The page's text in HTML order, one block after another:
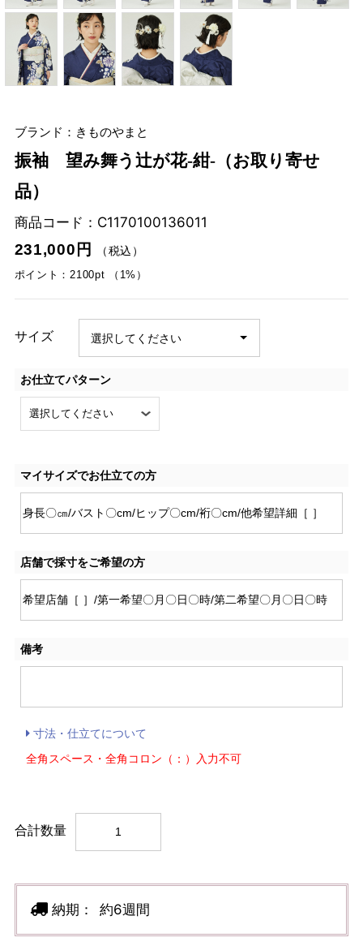
ブランド：きものやまと
振袖 望み舞う辻が花‐紺‐（お取り寄せ
品）
商品コード： C1170100136011
231,000円
（税込）
ポイント：2100pt （1%）
サイズ
お仕立てパターン
マイサイズでお仕立ての方
店舗で採寸をご希望の方
備考
寸法・仕立てについて
全角スペース・全角コロン（：）入力不可
合計数量
納期： 約6週間